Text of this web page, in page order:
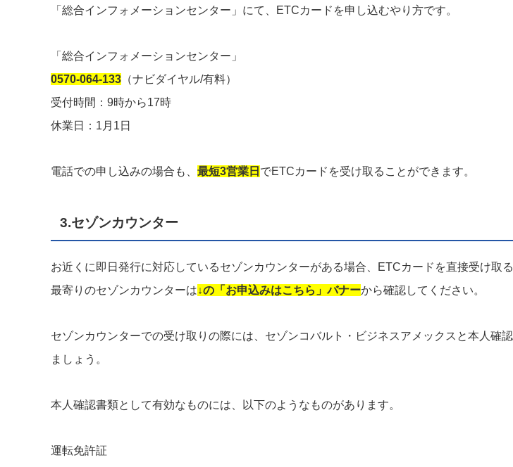
「総合インフォメーションセンター」にて、ETCカードを申し込むやり方です。
「総合インフォメーションセンター」
0570-064-133 （ナビダイヤル/有料）
受付時間：9時から17時
休業日：1月1日
電話での申し込みの場合も、 最短3営業日 でETCカードを受け取ることができます。
3.セゾンカウンター
お近くに即日発行に対応しているセゾンカウンターがある場合、ETCカードを直接受け取る
最寄りのセゾンカウンターは↓の「お申込みはこちら」バナーから確認してください。
セゾンカウンターでの受け取りの際には、セゾンコバルト・ビジネスアメックスと本人確
ましょう。
本人確認書類として有効なものには、以下のようなものがあります。
運転免許証